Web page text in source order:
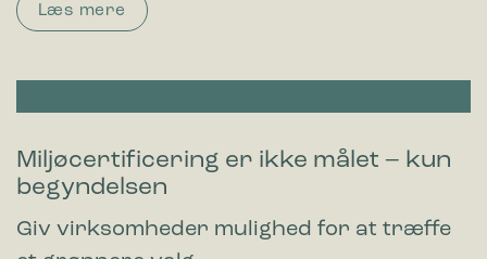
Læs mere
Miljøcertificering er ikke målet – kun
begyndelsen
Giv virksomheder mulighed for at træffe